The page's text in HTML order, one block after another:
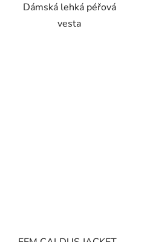
Dámská lehká péřová
vesta